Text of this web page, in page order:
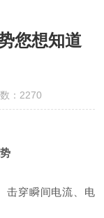
您想知道
：2270
击穿瞬间电流、电